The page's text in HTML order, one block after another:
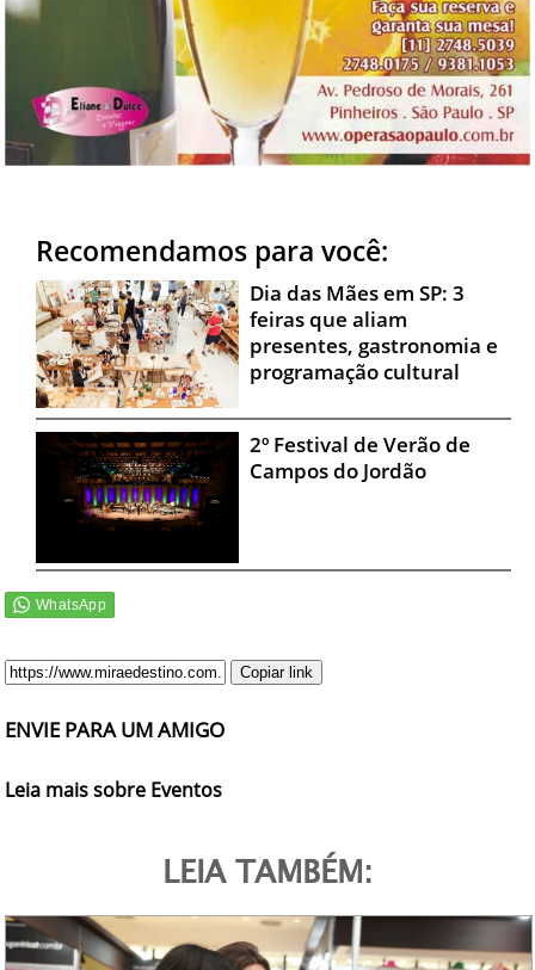
Recomendamos para você:
Dia das Mães em SP: 3
feiras que aliam
presentes, gastronomia e
programação cultural
2º Festival de Verão de
Campos do Jordão
Copiar link
ENVIE PARA UM AMIGO
Leia mais sobre Eventos
LEIA TAMBÉM: